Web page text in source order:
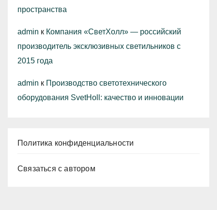
пространства
admin к Компания «СветХолл» — российский
производитель эксклюзивных светильников с
2015 года
admin к Производство светотехнического
оборудования SvetHoll: качество и инновации
Политика конфиденциальности
Связаться с автором